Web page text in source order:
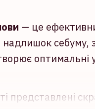
— це
себуму,
представлені